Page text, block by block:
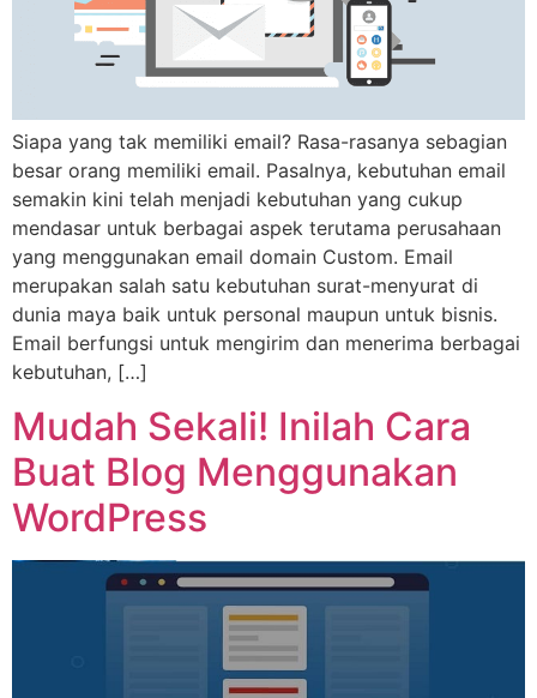
Siapa yang tak memiliki email? Rasa-rasanya sebagian
besar orang memiliki email. Pasalnya, kebutuhan email
semakin kini telah menjadi kebutuhan yang cukup
mendasar untuk berbagai aspek terutama perusahaan
yang menggunakan email domain Custom. Email
merupakan salah satu kebutuhan surat-menyurat di
dunia maya baik untuk personal maupun untuk bisnis.
Email berfungsi untuk mengirim dan menerima berbagai
kebutuhan, […]
Mudah Sekali! Inilah Cara
Buat Blog Menggunakan
WordPress